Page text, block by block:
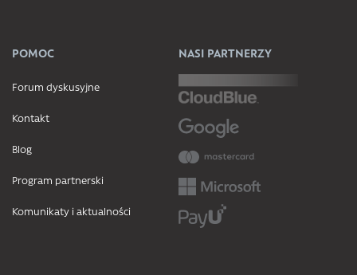
POMOC
Forum dyskusyjne
Kontakt
Blog
Program partnerski
Komunikaty i aktualności
NASI PARTNERZY